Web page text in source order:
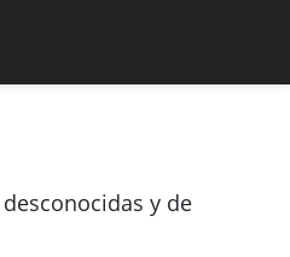
y de